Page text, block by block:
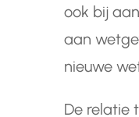
ook bij
aan
nieuwe
De relatie